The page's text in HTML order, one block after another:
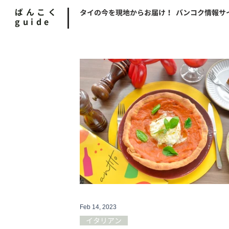
ばんこく
guide
タイの今を現地からお届け！ バンコク情報サ
イタリアン
Feb 14, 2023